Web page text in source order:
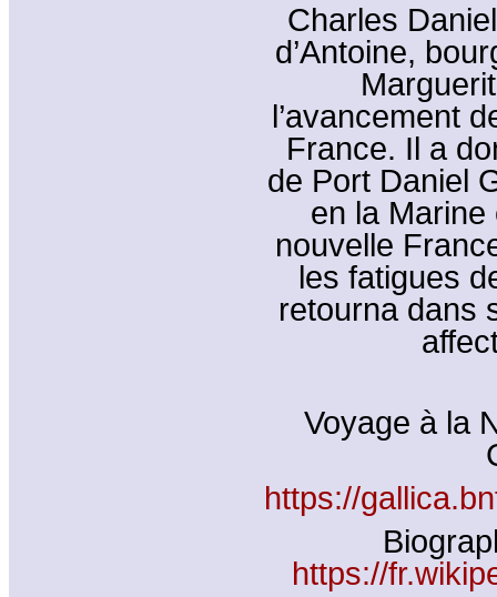
Charles
d’Antoine,
l’avancement
France. Il a
de Port Daniel
en la
nouvelle
les fatigues
retourna dans
Voyage à la
https://
https://